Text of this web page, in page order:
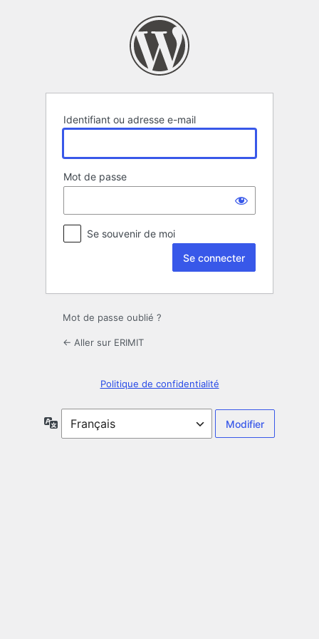
Identifiant ou adresse e-mail
Mot de passe
Se souvenir de moi
Mot de passe oublié ?
← Aller sur ERIMIT
Politique de confidentialité
Langue